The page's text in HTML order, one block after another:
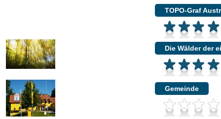
TOPO-Graf
Die Wälder der
Gemeinde